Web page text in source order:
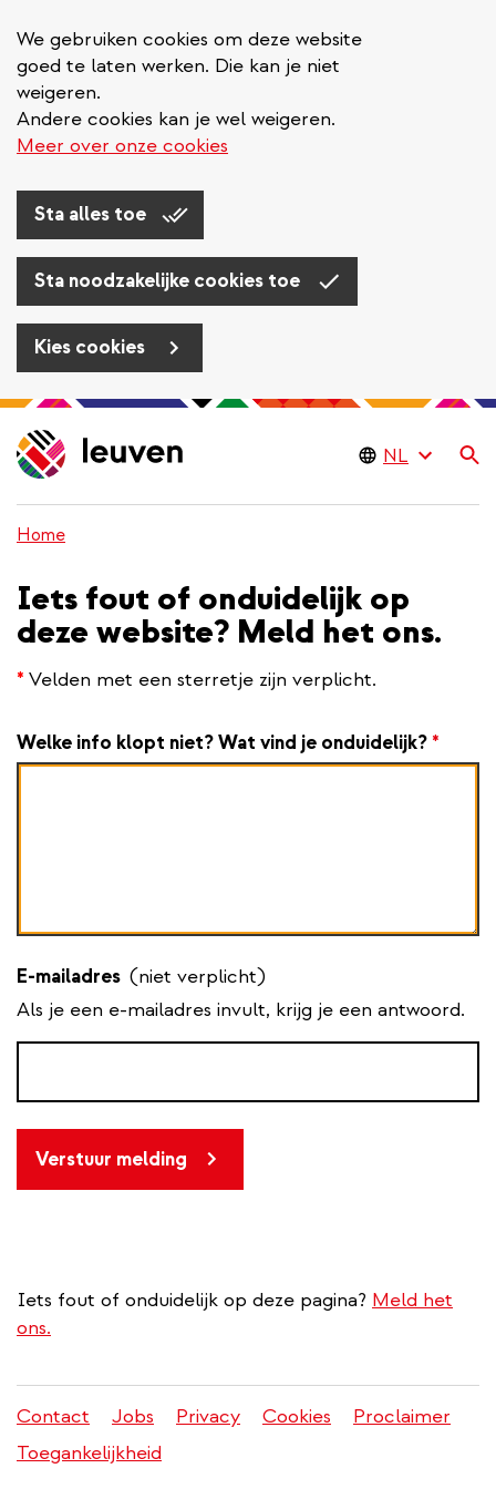
We gebruiken cookies om deze website
goed te laten werken. Die kan je niet
weigeren.
Andere cookies kan je wel weigeren.
Meer over onze cookies
Sta alles toe
Sta noodzakelijke cookies toe
Kies cookies
Overslaan
en
naar
gaan
Home
Iets fout of onduidelijk op
deze website? Meld het ons.
* Velden met een sterretje zijn verplicht.
Welke info klopt niet? Wat vind je onduidelijk? *
E-mailadres (niet verplicht)
Als je een e-mailadres invult, krijg je een antwoord.
Verstuur melding
Iets fout of onduidelijk op deze pagina? Meld het
ons.
Juridisch
menu
Contact Jobs Privacy Cookies
Proclaimer
Toegankelijkheid